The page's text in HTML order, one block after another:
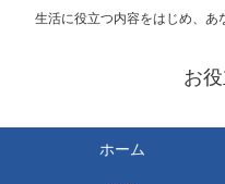
生活に役立つ内容をはじめ、あ
お
ホーム